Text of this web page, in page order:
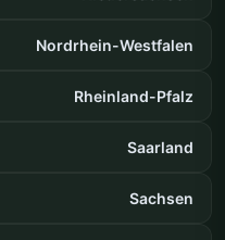
Nordrhein-Westfalen
Rheinland-Pfalz
Saarland
Sachsen